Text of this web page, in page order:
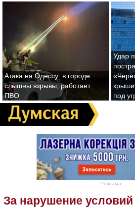
Атака на Одессу: в городе
слышны взрывы, работает
ПВО
Удар
под
Реклама
За нарушение условий